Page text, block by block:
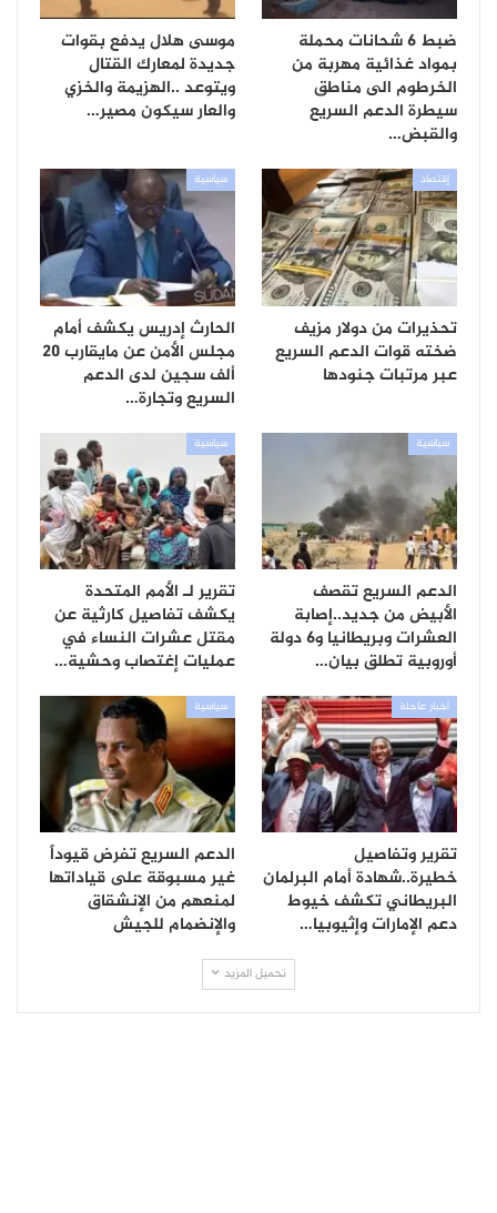
ضبط 6 شحانات محملة
بمواد غذائية مهربة من
الخرطوم الى مناطق
سيطرة الدعم السريع
والقبض…
موسى هلال يدفع بقوات
جديدة لمعارك القتال
ويتوعد ..الهزيمة والخزي
والعار سيكون مصير…
إقتصاد
تحذيرات من دولار مزيف
ضخته قوات الدعم السريع
عبر مرتبات جنودها
سياسية
الحارث إدريس يكشف أمام
مجلس الأمن عن مايقارب 20
ألف سجين لدى الدعم
السريع وتجارة…
سياسية
الدعم السريع تقصف
الأبيض من جديد..إصابة
العشرات وبريطانيا و6 دولة
أوروبية تطلق بيان…
سياسية
تقرير لـ الأمم المتحدة
يكشف تفاصيل كارثية عن
مقتل عشرات النساء في
عمليات إغتصاب وحشية…
أخبار عاجلة
تقرير وتفاصيل
خطيرة..شهادة أمام البرلمان
البريطاني تكشف خيوط
دعم الإمارات وإثيوبيا…
سياسية
الدعم السريع تفرض قيوداً
غير مسبوقة على قياداتها
لمنعهم من الإنشقاق
والإنضمام للجيش
تحميل المزيد